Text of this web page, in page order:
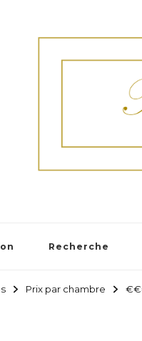
Recherche
Prix par chambre